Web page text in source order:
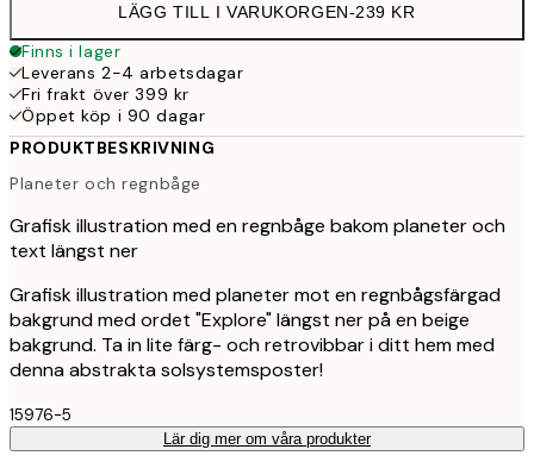
LÄGG TILL I VARUKORGEN-239 KR
Finns i lager
Leverans 2-4 arbetsdagar
Fri frakt över 399 kr
Öppet köp i 90 dagar
PRODUKTBESKRIVNING
Planeter och regnbåge
Grafisk illustration med en regnbåge bakom planeter och
text längst ner
Grafisk illustration med planeter mot en regnbågsfärgad
bakgrund med ordet "Explore" längst ner på en beige
bakgrund. Ta in lite färg- och retrovibbar i ditt hem med
denna abstrakta solsystemsposter!
15976-5
Lär dig mer om våra produkter